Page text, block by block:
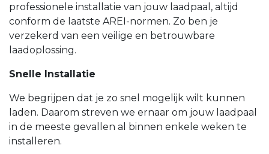
professionele installatie van jouw laadpaal, altijd
conform de laatste AREI-normen. Zo ben je
verzekerd van een veilige en betrouwbare
laadoplossing.
Snelle Installatie
We begrijpen dat je zo snel mogelijk wilt kunnen
laden. Daarom streven we ernaar om jouw laadpaal
in de meeste gevallen al binnen enkele weken te
installeren.